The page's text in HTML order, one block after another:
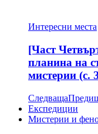
Интересни места
[Част
планина на
мистерии (с.
Следваща
Експедиции
Мистерии и